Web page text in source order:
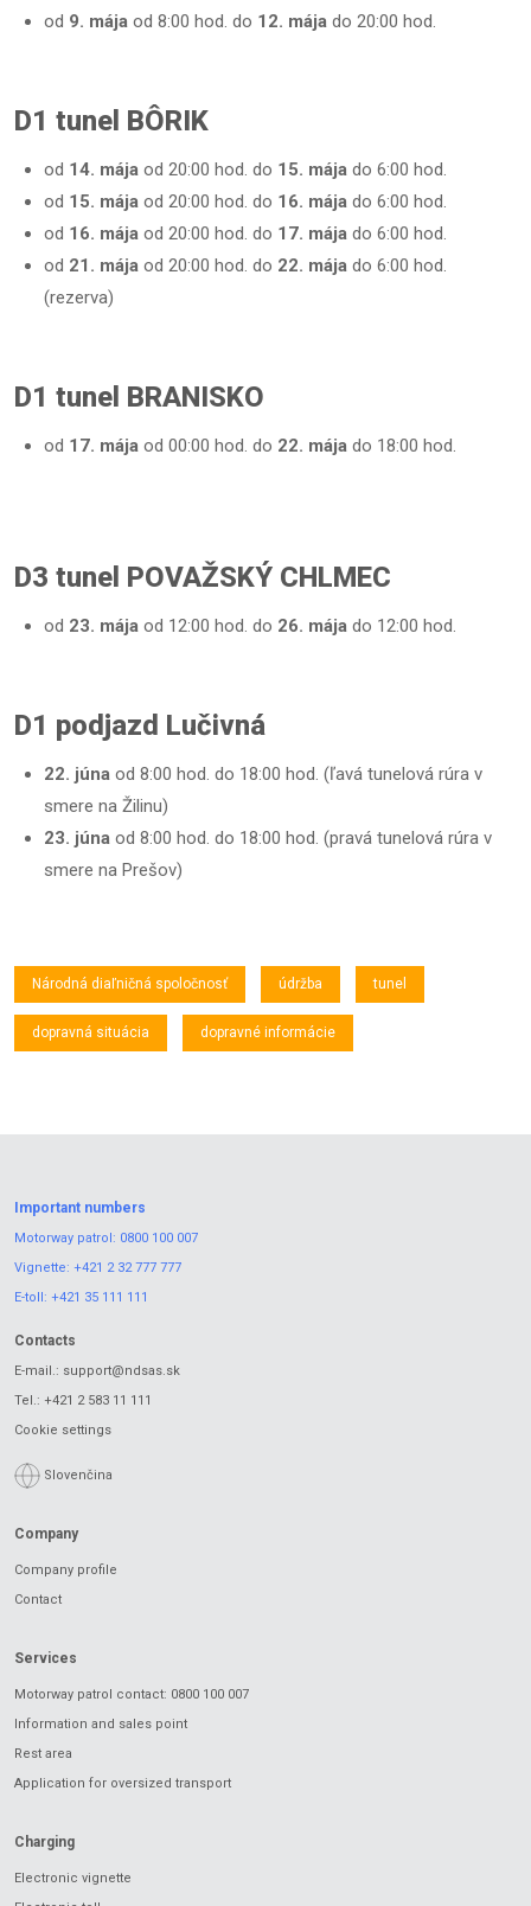
od 9. mája od 8:00 hod. do 12. mája do 20:00 hod.
D1 tunel BÔRIK
od 14. mája od 20:00 hod. do 15. mája do 6:00 hod.
od 15. mája od 20:00 hod. do 16. mája do 6:00 hod.
od 16. mája od 20:00 hod. do 17. mája do 6:00 hod.
od 21. mája od 20:00 hod. do 22. mája do 6:00 hod.
(rezerva)
D1 tunel BRANISKO
od 17. mája od 00:00 hod. do 22. mája do 18:00 hod.
D3 tunel POVAŽSKÝ CHLMEC
od 23. mája od 12:00 hod. do 26. mája do 12:00 hod.
D1 podjazd Lučivná
22. júna od 8:00 hod. do 18:00 hod. (ľavá tunelová rúra v
smere na Žilinu)
23. júna od 8:00 hod. do 18:00 hod. (pravá tunelová rúra v
smere na Prešov)
Národná diaľničná spoločnosť údržba tunel
dopravná situácia dopravné informácie
Important numbers
Motorway patrol: 0800 100 007
Vignette: +421 2 32 777 777
E-toll: +421 35 111 111
Contacts
E-mail.: support@ndsas.sk
Tel.: +421 2 583 11 111
Cookie settings
Slovenčina
Company
Company profile
Contact
Services
Motorway patrol contact: 0800 100 007
Information and sales point
Rest area
Application for oversized transport
Charging
Electronic vignette